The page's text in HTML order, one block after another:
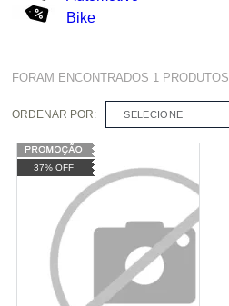
Bike
FORAM ENCONTRADOS 1 PRODUTOS
ORDENAR POR: SELECIONE
37% OFF